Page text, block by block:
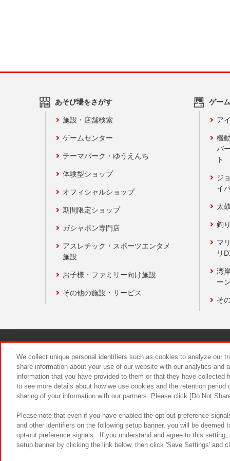
あそび場をさがす
施設・店舗検索
ゲームセンター
テーマパーク・ゆうえんち
体験型ショップ
オフィシャルショップ
期間限定ショップ
ガシャポン専門店
アスレチック・スポーツエンタメ
施設
お子様・ファミリー向け施設
その他の施設・サービス
ゲー
ア
機
バ
ト
ジ
イ
太
釣
マ
リ
湾
ー
そ
食品のご
We collect unique personal identifiers such as cookies to analyze our
share information about your use of our website with our analytics and
information that you have provided to them or that they have
to see more details about how we use cookies and the retention
sharing of your information with our partners. Please click [Do Not
Please note that even if you have enabled the opt-out preference
and other identifiers on the following setup banner, you will be
opt-out preference signals . If you understand and agree to this
setup banner by clicking the link below, then click 'Save Settings' and